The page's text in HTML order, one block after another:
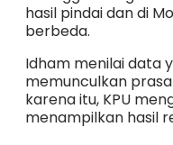
hasil pindai dan di
berbeda.
Idham menilai data
memunculkan
karena itu, KPU
menampilkan hasil